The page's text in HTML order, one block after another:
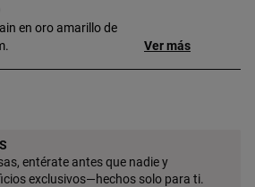
en oro amarillo de
Ver más
entérate antes que nadie y
exclusivos—hechos solo para ti.